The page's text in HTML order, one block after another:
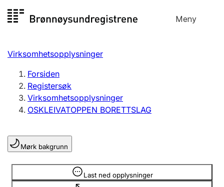
til
Meny
Registersøk
Aksjeselskap
Enkeltpersonforetak
Registrere, endre, slette
Lag og forening
Registrere, endre, slette
Virksomhetsopplysninger
Forsiden
Registersøk
Virksomhetsopplysninger
OSKLEIVATOPPEN BORETTSLAG
Mørk bakgrunn
Last ned opplysninger
Opplysninger er skjult